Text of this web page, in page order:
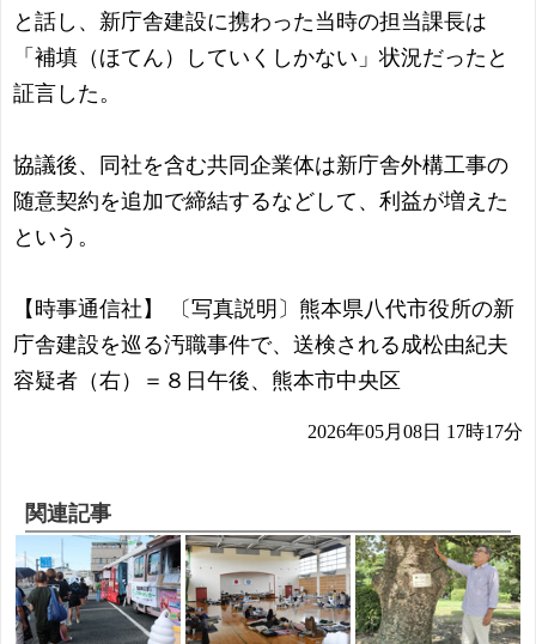
と話し、新庁舎建設に携わった当時の担当課長は
「補填（ほてん）していくしかない」状況だったと
証言した。
協議後、同社を含む共同企業体は新庁舎外構工事の
随意契約を追加で締結するなどして、利益が増えた
という。
【時事通信社】 〔写真説明〕熊本県八代市役所の新
庁舎建設を巡る汚職事件で、送検される成松由紀夫
容疑者（右）＝８日午後、熊本市中央区
2026年05月08日 17時17分
関連記事